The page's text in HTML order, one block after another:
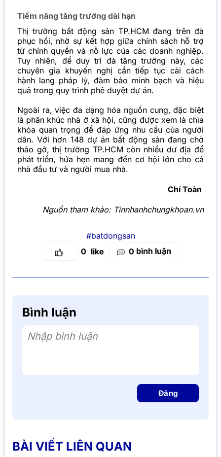
Tiềm năng tăng trưởng dài hạn
Thị trường bất động sản TP.HCM đang trên đà
phục hồi, nhờ sự kết hợp giữa chính sách hỗ trợ
từ chính quyền và nỗ lực của các doanh nghiệp.
Tuy nhiên, để duy trì đà tăng trưởng này, các
chuyên gia khuyến nghị cần tiếp tục cải cách
hành lang pháp lý, đảm bảo minh bạch và hiệu
quả trong quy trình phê duyệt dự án.
Ngoài ra, việc đa dạng hóa nguồn cung, đặc biệt
là phân khúc nhà ở xã hội, cũng được xem là chìa
khóa quan trọng để đáp ứng nhu cầu của người
dân. Với hơn 148 dự án bất động sản đang chờ
tháo gỡ, thị trường TP.HCM còn nhiều dư địa để
phát triển, hứa hẹn mang đến cơ hội lớn cho cả
nhà đầu tư và người mua nhà.
Chí Toàn
Nguồn tham khảo: Tinnhanhchungkhoan.vn
#batdongsan
0
0 bình luận
Bình luận
Nhập bình luận
Đăng
BÀI VIẾT LIÊN QUAN